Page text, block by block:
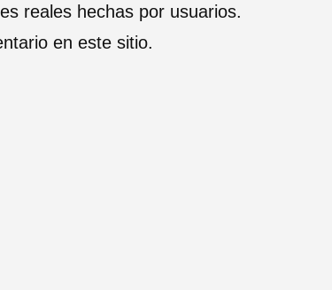
reales hechas por usuarios.
en este sitio.